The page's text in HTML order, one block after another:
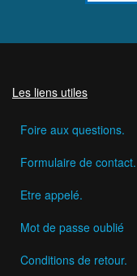
Les liens utiles
Foire aux questions.
Formulaire de contact.
Etre appelé.
Mot de passe oublié
Conditions de retour.